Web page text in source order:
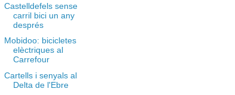
Castelldefels sense
carril bici un any
després
Mobidoo: bicicletes
elèctriques al
Carrefour
Cartells i senyals al
Delta de l'Ebre